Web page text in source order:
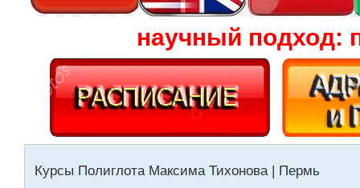
научный подход:
Курсы Полиглота Максима Тихонова | Пермь